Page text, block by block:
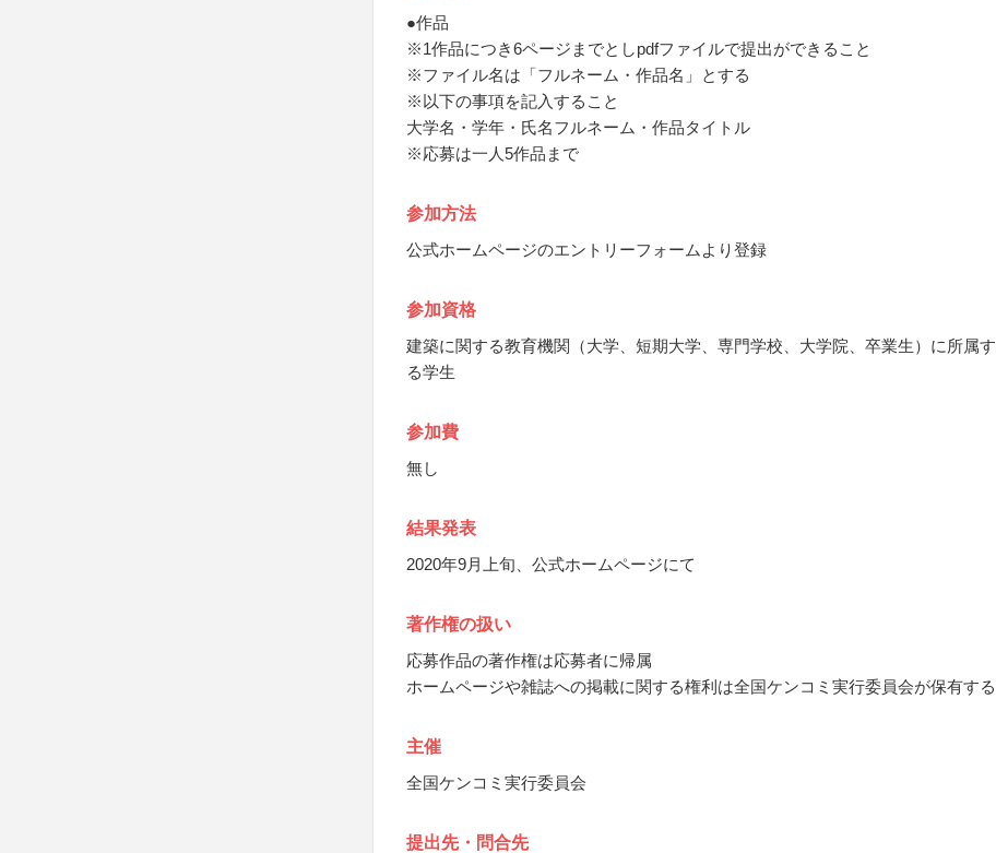
●作品
※1作品につき6ページまでとしpdfファイルで提出ができること
※ファイル名は「フルネーム・作品名」とする
※以下の事項を記入すること
大学名・学年・氏名フルネーム・作品タイトル
※応募は一人5作品まで
参加方法
公式ホームページのエントリーフォームより登録
参加資格
建築に関する教育機関（大学、短期大学、専門学校、大学院、卒業生）に所属す
る学生
参加費
無し
結果発表
2020年9月上旬、公式ホームページにて
著作権の扱い
応募作品の著作権は応募者に帰属
ホームページや雑誌への掲載に関する権利は全国ケンコミ実行委員会が保有する
主催
全国ケンコミ実行委員会
提出先・問合先